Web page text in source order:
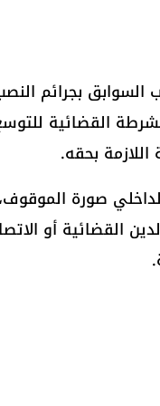
بجرائم النصب
القضائية
اللازمة بحقه.
صورة